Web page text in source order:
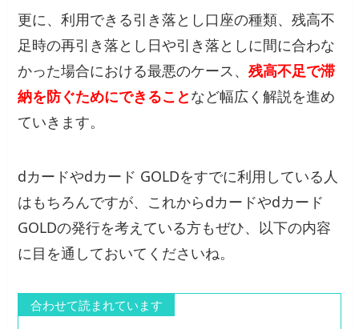
更に、利用できる引き落とし口座の種類、残高不
足時の再引き落とし日や引き落としに間に合わな
かった場合における最悪のケース、残高不足で滞
納を防ぐためにできることなど幅広く解説を進め
ていきます。
dカードやdカード GOLDをすでに利用している人
はもちろんですが、これからdカードやdカード
GOLDの発行を考えている方もぜひ、以下の内容
に目を通しておいてくださいね。
合わせて読まれています